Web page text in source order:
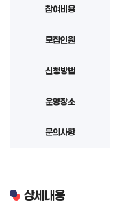
참여비용
모집인원
신청방법
운영장소
문의사항
상세내용